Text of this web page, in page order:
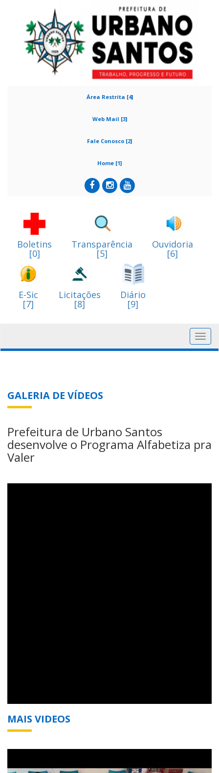
Área Restrita [4]
Web Mail [3]
Fale Conosco [2]
Home [1]
Boletins
[0]
Transparência
[5]
Ouvidoria
[6]
E-Sic
[7]
Licitações
[8]
Diário
[9]
GALERIA DE VÍDEOS
Prefeitura de Urbano Santos
desenvolve o Programa Alfabetiza pra
Valer
MAIS VIDEOS